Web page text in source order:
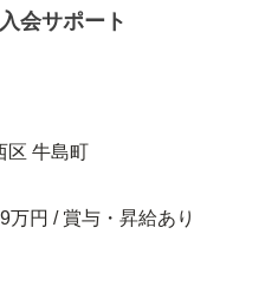
会サポート
区 牛島町
万円 / 賞与・昇給あり